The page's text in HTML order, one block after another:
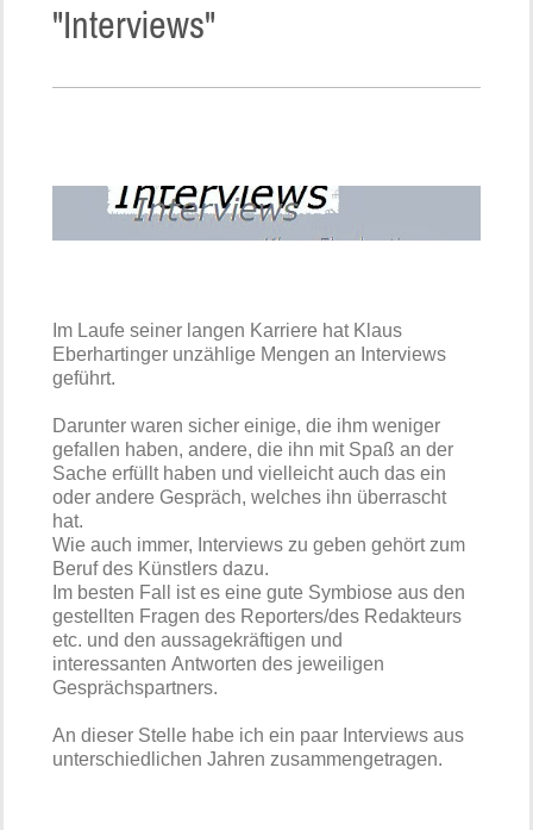
"Interviews"
Im Laufe seiner langen Karriere hat Klaus
Eberhartinger unzählige Mengen an Interviews
geführt.
Darunter waren sicher einige, die ihm weniger
gefallen haben, andere, die ihn mit Spaß an der
Sache erfüllt haben und vielleicht auch das ein
oder andere Gespräch, welches ihn überrascht
hat.
Wie auch immer, Interviews zu geben gehört zum
Beruf des Künstlers dazu.
Im besten Fall ist es eine gute Symbiose aus den
gestellten Fragen des Reporters/des Redakteurs
etc. und den aussagekräftigen und
interessanten Antworten des jeweiligen
Gesprächspartners.
An dieser Stelle habe ich ein paar Interviews aus
unterschiedlichen Jahren zusammengetragen.